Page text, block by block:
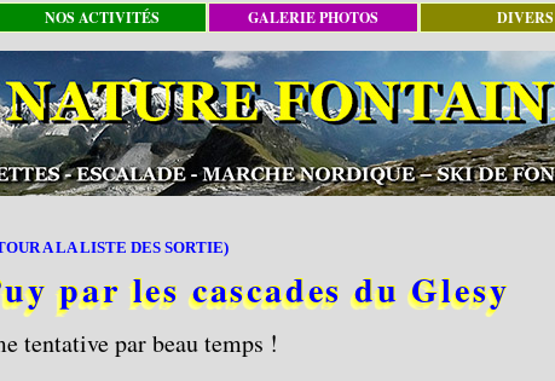
NOS ACTIVITÉS GALERIE PHOTOS DIVERS
A LA LISTE DES SORTIE)
par les cascades du Glesy
tentative par beau temps !